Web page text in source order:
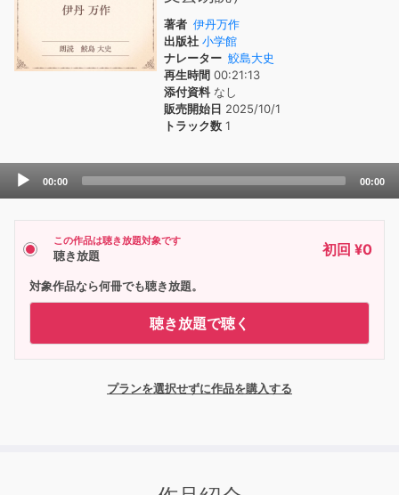
著者 伊丹万作
出版社 小学館
ナレーター 鮫島大史
再生時間 00:21:13
添付資料なし
販売開始日 2025/10/1
トラック数 1
Audio
00:00 00:00
この作品は聴き放題対象です
聴き放題 初回 ¥0
対象作品なら何冊でも聴き放題。
聴き放題で聴く
プランを選択せずに作品を購入する